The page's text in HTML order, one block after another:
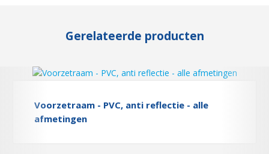
Gerelateerde producten
Voorzetraam - PVC, anti reflectie - alle
afmetingen